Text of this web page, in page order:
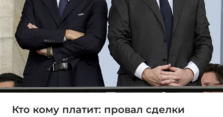
Кто кому платит: провал сделки